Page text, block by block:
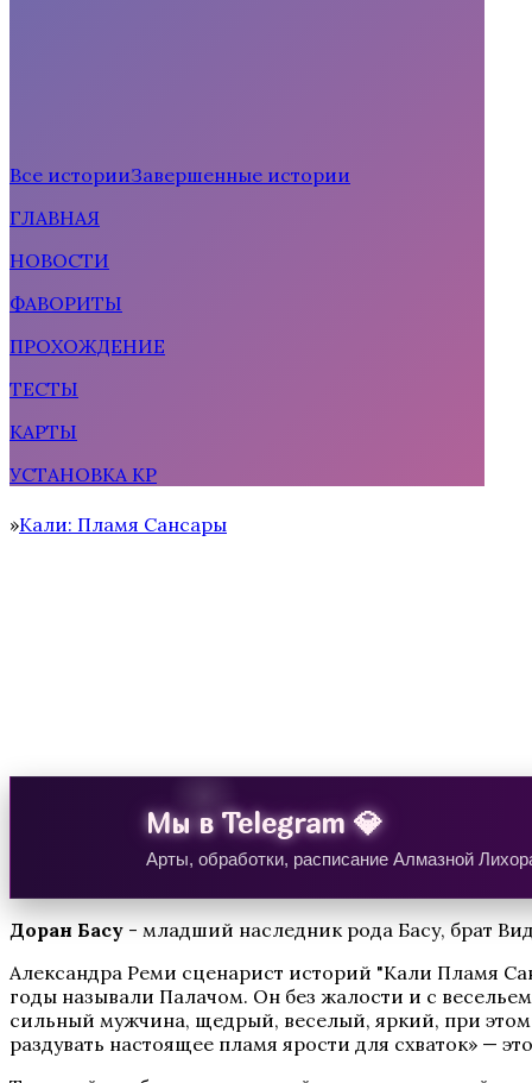
Аверрис: Дитя Разлома
Все историиЗавершенные истории
ГЛАВНАЯ
НОВОСТИ
ФАВОРИТЫ
ПРОХОЖДЕНИЕ
ТЕСТЫ
КАРТЫ
УСТАНОВКА КР
Home
Кали: Пламя Сансары
Мы в Telegram 💎
Арты, обработки, расписание Алмазной
Доран Басу - младший наследник рода Басу, брат
Александра Реми сценарист историй "Кали Пламя
годы называли Палачом. Он без жалости и с
сильный мужчина, щедрый, веселый, яркий, при этом
раздувать настоящее пламя ярости для схваток» —